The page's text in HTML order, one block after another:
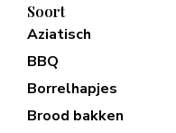
Soort
Aziatisch
BBQ
Borrelhapjes
Brood bakken